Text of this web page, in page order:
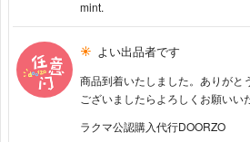
mint.
よい出品者です
商品到着いたしました。ありがと
ございましたらよろしくお願いい
ラクマ公認購入代行DOORZO